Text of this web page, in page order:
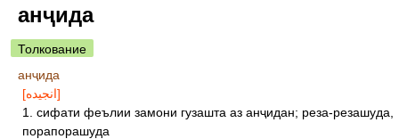
анҷида
Толкование
анҷида
[انجيده]
1. сифати феълии замони гузашта аз анҷидан; реза-резашуда,
порапорашуда